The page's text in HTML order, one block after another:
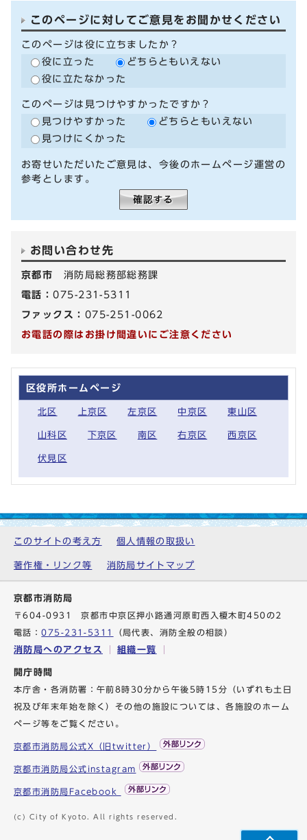
このページに対してご意見をお聞かせください
このページは役に立ちましたか？
役に立った
どちらともいえない
役に立たなかった
このページは見つけやすかったですか？
見つけやすかった
どちらともいえない
見つけにくかった
お寄せいただいたご意見は、今後のホームページ運営の
参考とします。
お問い合わせ先
京都市 消防局総務部総務課
電話：075-231-5311
ファックス： 075-251-0062
お電話の際はお掛け間違いにご注意ください
区役所ホームページ
北区 上京区 左京区 中京区 東山区
山科区 下京区 南区 右京区 西京区
伏見区
このサイトの考え方 個人情報の取扱い
著作権・リンク等 消防局サイトマップ
京都市消防局
〒604-0931 京都市中京区押小路通河原町西入榎木町450の2
電話：075-231-5311 （局代表、消防全般の相談）
消防局へのアクセス 組織一覧
開庁時間
本庁舎・各消防署：午前8時30分から午後5時15分（いずれも土日
祝及び年末年始を除く）その他の施設については、各施設のホーム
ページ等をご覧ください。
京都市消防局公式X（旧twitter）
京都市消防局公式instagram
京都市消防局Facebook
(c) City of Kyoto. All rights reserved.